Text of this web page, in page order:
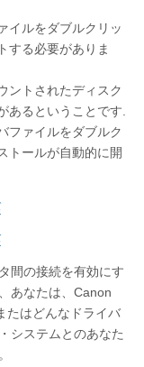
イルをダブルクリッ
する必要がありま
ントされたディスク
あるということです.
ファイルをダブルク
トールが自動的に開
間の接続を有効にす
あなたは、Canon
たはどんなドライバ
システムとのあなた